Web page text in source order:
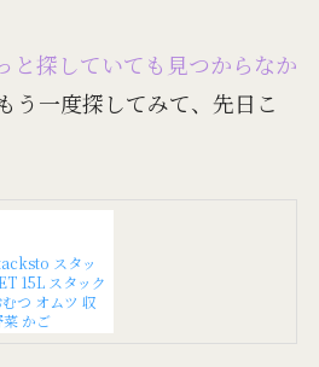
と探していても見つからなか
う一度探してみて、先日こ
スタッ
15L スタック
つ オムツ 収
かご